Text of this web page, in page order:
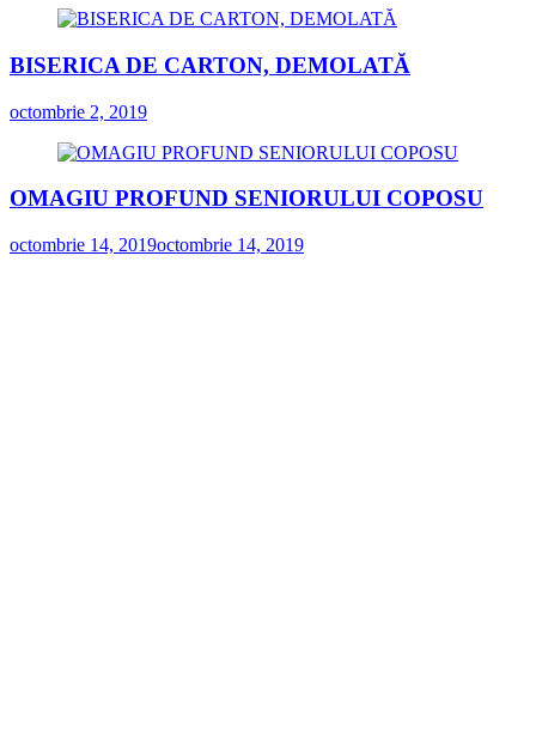
BISERICA DE CARTON, DEMOLATĂ
octombrie 2, 2019
OMAGIU PROFUND SENIORULUI COPOSU
octombrie 14, 2019octombrie 14, 2019